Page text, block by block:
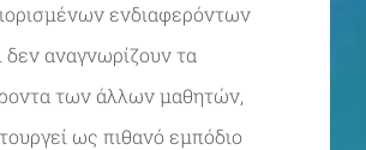
ενδιαφερόντων
δεν αναγνωρίζουν τα
των άλλων μαθητών,
ως πιθανό εμπόδιο